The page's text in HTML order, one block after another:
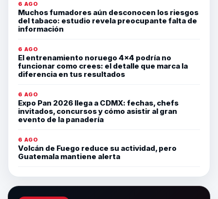
6 AGO
Muchos fumadores aún desconocen los riesgos
del tabaco: estudio revela preocupante falta de
información
6 AGO
El entrenamiento noruego 4×4 podría no
funcionar como crees: el detalle que marca la
diferencia en tus resultados
6 AGO
Expo Pan 2026 llega a CDMX: fechas, chefs
invitados, concursos y cómo asistir al gran
evento de la panadería
6 AGO
Volcán de Fuego reduce su actividad, pero
Guatemala mantiene alerta